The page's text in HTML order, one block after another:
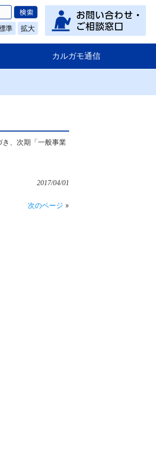
準 拡大
カルガモ通信
、次期「一般事業
2017/04/01
次のページ »